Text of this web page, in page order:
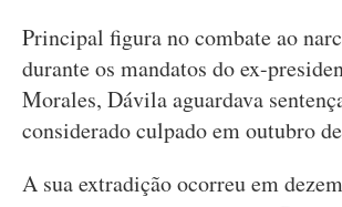
Principal figura no combate ao
durante os mandatos do ex-
Morales, Dávila aguardava
considerado culpado em outubro
A sua extradição ocorreu em